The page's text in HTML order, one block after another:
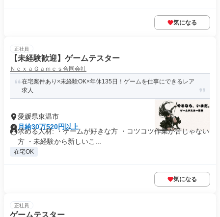
気になる
正社員
【未経験歓迎】ゲームテスター
ＮｅｘａＧａｍｅｓ合同会社
在宅案件あり×未経験OK×年休135日！ゲームを仕事にできるレア
求人
愛媛県東温市
月給30万520円以上
求める人材: ・ゲームが好きな方 ・コツコツ作業が苦じゃない
方 ・未経験から新しいこ...
在宅OK
気になる
正社員
ゲームテスター